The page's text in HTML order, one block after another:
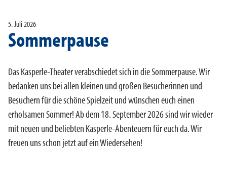
5. Juli 2026
Sommerpause
Das Kasperle-Theater verabschiedet sich in die Sommerpause. Wir
bedanken uns bei allen kleinen und großen Besucherinnen und
Besuchern für die schöne Spielzeit und wünschen euch einen
erholsamen Sommer! Ab dem 18. September 2026 sind wir wieder
mit neuen und beliebten Kasperle-Abenteuern für euch da. Wir
freuen uns schon jetzt auf ein Wiedersehen!